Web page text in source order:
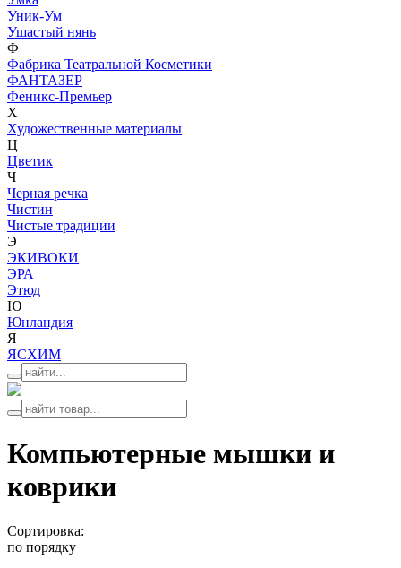
Уник-Ум
Ушастый нянь
Ф
Фабрика Театральной Косметики
ФАНТАЗЕР
Феникс-Премьер
Х
Художественные материалы
Ц
Цветик
Ч
Черная речка
Чистин
Чистые традиции
Э
ЭКИВОКИ
ЭРА
Этюд
Ю
Юнландия
Я
ЯСХИМ
Компьютерные мышки и
коврики
Сортировка:
по порядку